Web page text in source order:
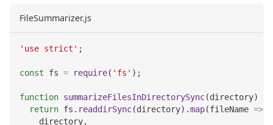
FileSummarizer.js
'use strict' ;
const fs = require( 'fs' ) ;
function summarizeFilesInDirectorySync(directory)
return fs . readdirSync(directory) .map(fileName =>
    directory
,